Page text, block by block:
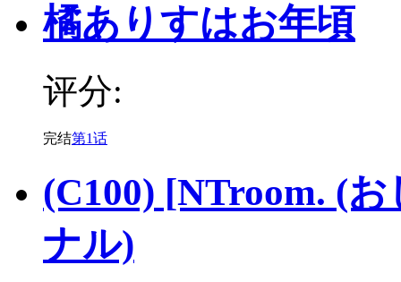
橘ありすはお年頃
评分:
完结第1话
(C100) [NTroom. (
ナル)